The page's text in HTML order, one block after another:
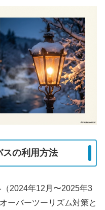
スの利用方法
2024年12月〜2025年3
ーバーツーリズム対策と